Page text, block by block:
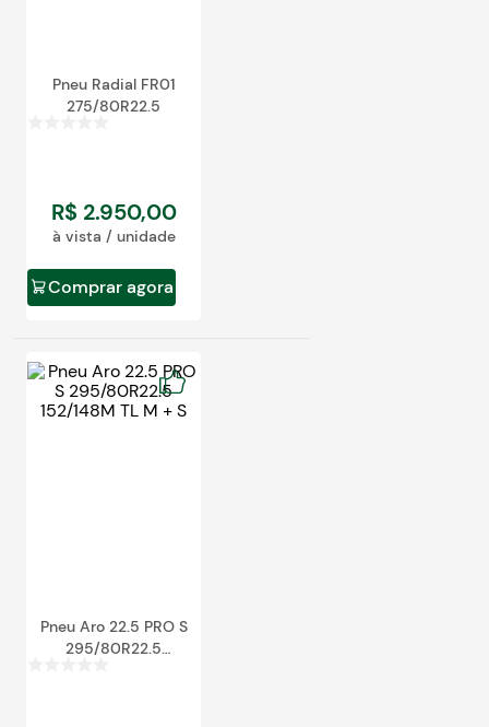
Pneu Radial FR01
275/80R22.5
R$ 2.950,00
à vista / unidade
Comprar agora
Pneu Aro 22.5 PRO S
295/80R22.5